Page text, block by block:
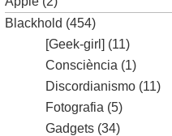
Blackhold (454)
[Geek-girl] (11)
Consciència (1)
Discordianismo (11)
Fotografia (5)
Gadgets (34)